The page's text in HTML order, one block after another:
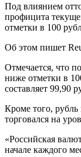
Под влиянием
профицита
отметки в 100
Об этом пишет
Отмечается, что
ниже отметки в
составляет 99,90
Кроме того,
торговался на
«Российская
начале каждого